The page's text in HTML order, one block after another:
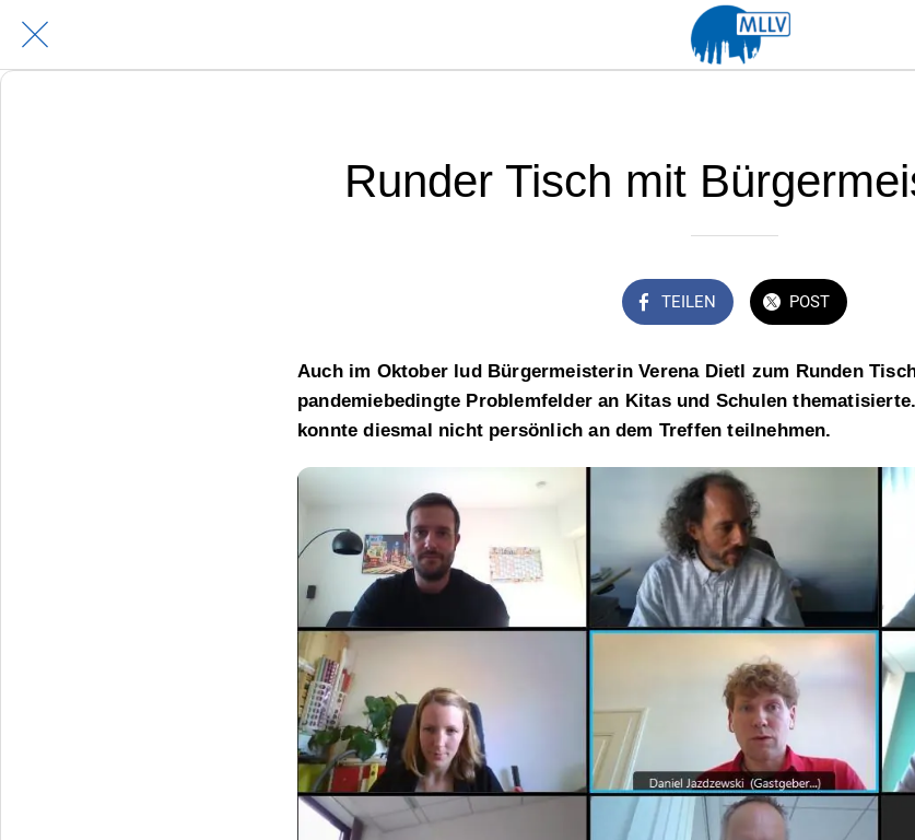
Runder Tisch mit
TEILEN POST
Auch im Oktober lud Bürgermeisterin Verena Dietl zum Runden
pandemiebedingte Problemfelder an Kitas und Schulen
konnte diesmal nicht persönlich an dem Treffen teilnehmen.